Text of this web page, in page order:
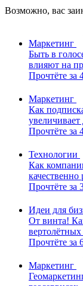
Возможно, вас
Маркетинг
Быть в
влияют на
Прочтёте за
Маркетинг
Как
Прочтёте за
Технологии
Как
Прочтёте за
Идеи для
От винта!
Прочтёте за
Маркетинг